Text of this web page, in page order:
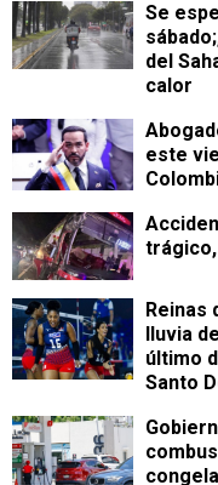
Se
del
calor
este
Reinas
lluvia
último
Santo